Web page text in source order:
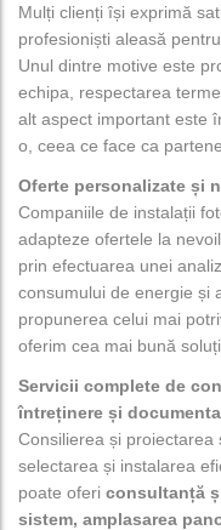
Mulți clienți își exprimă
profesioniști aleasă
Unul dintre motive este
echipa, respectarea
alt aspect important este
o, ceea ce face ca
Oferte personalizate și
Companiile de instalații
adapteze ofertele la
prin efectuarea unei
consumului de energie și
propunerea celui mai
oferim cea mai bună
Servicii complete de
întreținere și
Consilierea și
selectarea și instalarea
poate oferi consultanță
sistem, amplasarea